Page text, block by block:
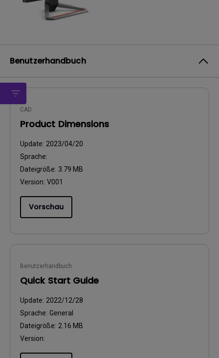
Benutzerhandbuch
CAD
Product Dimensions
Update: 2023/04/20
Sprache:
Dateigröße: 3.79 MB
Version: V001
Vorschau
Benutzerhandbuch
Quick Start Guide
Update: 2022/12/28
Sprache: General
Dateigröße: 2.16 MB
Version: